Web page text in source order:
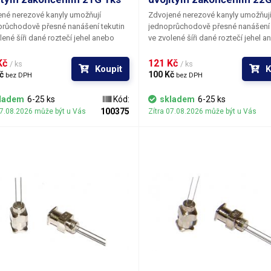
nerezové kanyly umožňují
přesné nanášení tekutin
šíři dané roztečí jehel anebo
velmi stísněných místech.
/ ks
bez DPH
Koupit
6-25 ks
může být u Vás
Kód:
100375
Zdvojené nerezové kanyly umožňují
jednoprůchodově přesné
ve zvolené šíři dané roztečí jehel
prostorově velmi stísněných
121 Kč / ks
100 Kč bez DPH
skladem 6-25 ks
Zítra 07.08.2026 může být u Vás